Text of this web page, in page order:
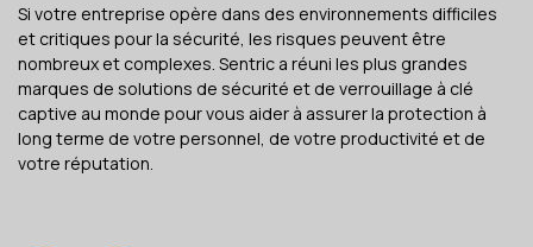
Si votre entreprise opère dans des environnements difficiles
et critiques pour la sécurité, les risques peuvent être
nombreux et complexes. Sentric a réuni les plus grandes
marques de solutions de sécurité et de verrouillage à clé
captive au monde pour vous aider à assurer la protection à
long terme de votre personnel, de votre productivité et de
votre réputation.